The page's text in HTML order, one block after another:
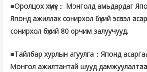
■Оролцох хүмүүс： Монголд амьдардаг
Японд ажиллах сонирхол бүхий эсвэл
сонирхол бүхий 80 орчим залуучууд.
■Тайлбар хурлын агуулга：Японд
Монгол ажилтантай шууд